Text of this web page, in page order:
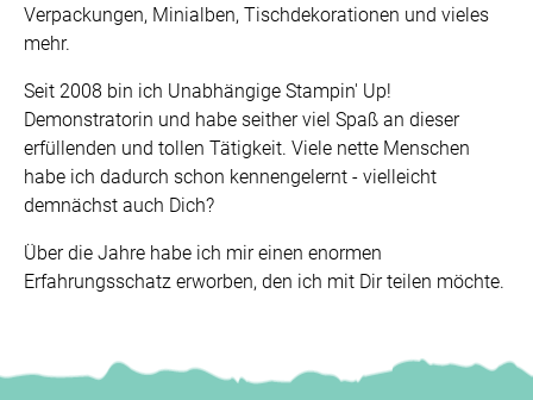
Verpackungen, Minialben, Tischdekorationen und vieles
mehr.
Seit 2008 bin ich Unabhängige Stampin' Up!
Demonstratorin und habe seither viel Spaß an dieser
erfüllenden und tollen Tätigkeit. Viele nette Menschen
habe ich dadurch schon kennengelernt - vielleicht
demnächst auch Dich?
Über die Jahre habe ich mir einen enormen
Erfahrungsschatz erworben, den ich mit Dir teilen möchte.